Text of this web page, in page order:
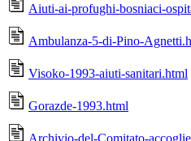
Aiuti-ai-profughi-bosniaci-
Ambulanza-5-di-Pino-
Visoko-1993-aiuti-sanitari.html
Gorazde-1993.html